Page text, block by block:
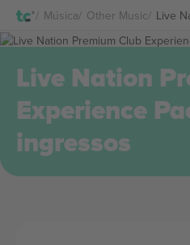
Música Other Music Live
Live Nation
Experience
ingressos